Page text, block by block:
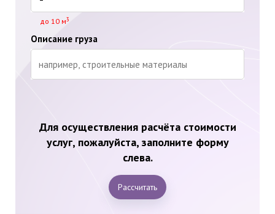
до 10 м3
Описание груза
Для осуществления расчёта стоимости
услуг, пожалуйста, заполните форму
слева.
Рассчитать